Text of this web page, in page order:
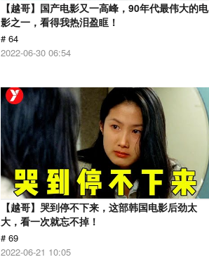
【越哥】国产电影又一高峰，90年代最伟大的电
影之一，看得我热泪盈眶！
# 64
2022-06-30 06:54
【越哥】哭到停不下来，这部韩国电影后劲太
大，看一次就忘不掉！
# 69
2022-06-21 10:05